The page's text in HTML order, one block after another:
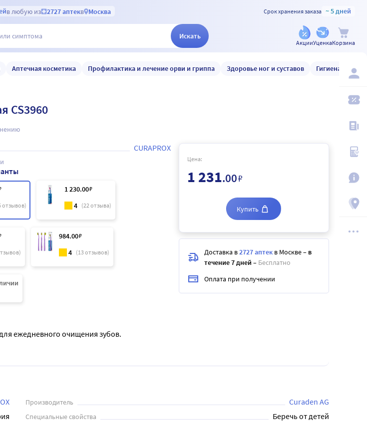
в любую из 2727 аптекв Москва Срок хранения заказа ~ 5 дней
Искать
АкцииУценкаКорзина
Аптечная косметика Профилактика и лечение орви и гриппа Здоровье ног и суставов Гигиена и уход
CS3960
CURAPROX
отзывов)
1 230.00₽
4 (22отзыва)
984.00₽
4 (13отзывов)
ежедневного очищения зубов.
Цена:
1 231.00₽
Купить
Доставка в2727 аптек в Москве– в
течение 7 дней – Бесплатно
Оплата при получении
Производитель Curaden AG
Специальные свойства Беречь от детей